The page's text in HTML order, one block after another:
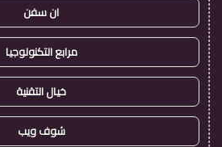
ان سفن
مرابع التكنولوجيا
خيال التقنية
شوف ويب